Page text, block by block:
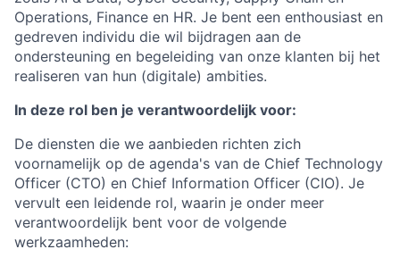
Operations, Finance en HR. Je bent een enthousiast en
gedreven individu die wil bijdragen aan de
ondersteuning en begeleiding van onze klanten bij het
realiseren van hun (digitale) ambities.
In deze rol ben je verantwoordelijk voor:
De diensten die we aanbieden richten zich
voornamelijk op de agenda's van de Chief Technology
Officer (CTO) en Chief Information Officer (CIO). Je
vervult een leidende rol, waarin je onder meer
verantwoordelijk bent voor de volgende
werkzaamheden: